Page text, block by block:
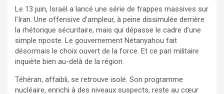
Le 13 juin, Israël a lancé une série de frappes massives sur
l’Iran. Une offensive d’ampleur, à peine dissimulée derrière
la rhétorique sécuritaire, mais qui dépasse le cadre d’une
simple riposte. Le gouvernement Nétanyahou fait
désormais le choix ouvert de la force. Et ce pari militaire
inquiète bien au-delà de la région.
Téhéran, affaibli, se retrouve isolé. Son programme
nucléaire, enrichi à des niveaux suspects, reste au cœur